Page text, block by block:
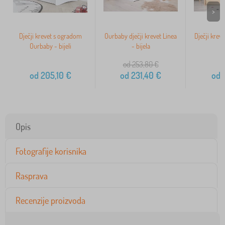
Dječji krevet s ogradom
Ourbaby - bijeli
od 205,10 €
Ourbaby dječji krevet Linea
- bijela
od 253,80€
od 231,40 €
Dječji
od
>
Opis
Fotografije korisnika
Rasprava
Recenzije proizvoda